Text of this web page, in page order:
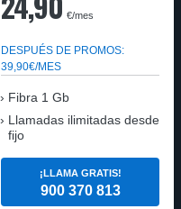
€/mes
DESPUÉS DE PROMOS:
39,90€/MES
Fibra 1 Gb
Llamadas ilimitadas desde
fijo
¡LLAMA GRATIS!
900 370 813